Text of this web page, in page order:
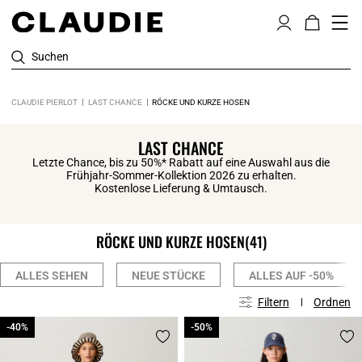
Suchen
CLAUDIE PIERLOT LAST CHANCE RÖCKE UND KURZE HOSEN
LAST CHANCE
Letzte Chance, bis zu 50%* Rabatt auf eine Auswahl aus die
Frühjahr-Sommer-Kollektion 2026 zu erhalten.
Kostenlose Lieferung & Umtausch.
RÖCKE UND KURZE HOSEN(41)
ALLES SEHEN NEUE STÜCKE ALLES AUF -50%
Filtern Ordnen
-40%
-40% -50%
-50%